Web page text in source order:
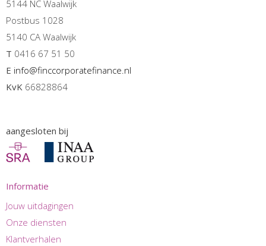
5144 NC Waalwijk
Postbus 1028
5140 CA Waalwijk
T 0416 67 51 50
E info@finccorporatefinance.nl
KvK 66828864
aangesloten bij
Informatie
Jouw uitdagingen
Onze diensten
Klantverhalen